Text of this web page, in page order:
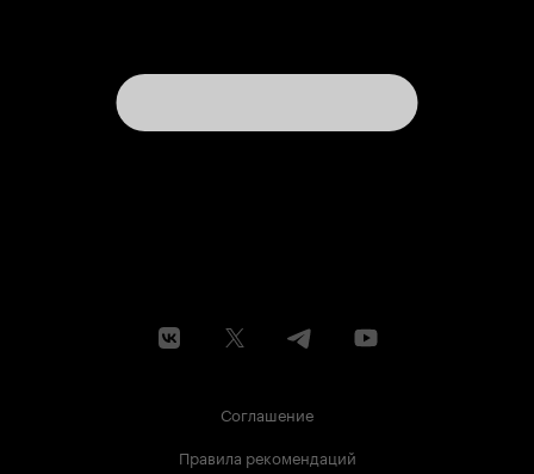
Соглашение
Правила рекомендаций